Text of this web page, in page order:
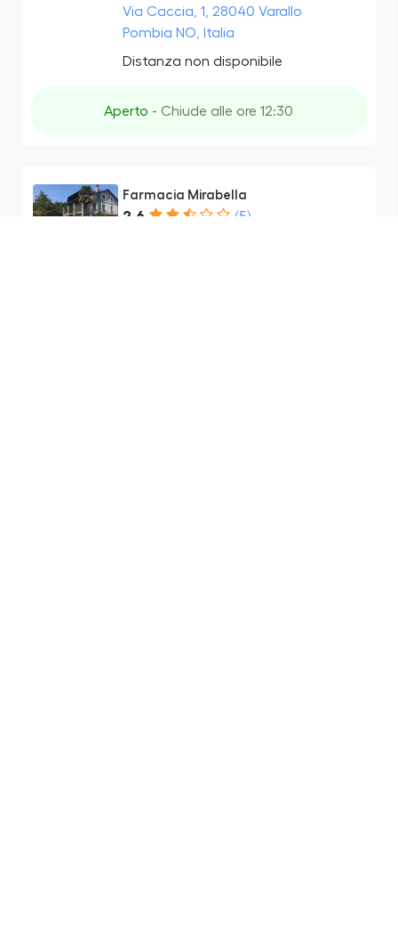
Via Caccia, 1, 28040 Varallo
Pombia NO, Italia
Distanza non disponibile
Aperto - Chiude alle ore 12:30
Farmacia Mirabella
2.6 (5)